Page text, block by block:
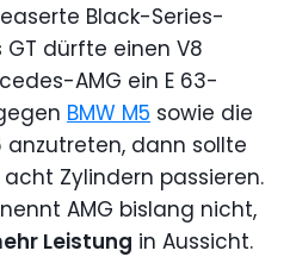
Black-Series-
dürfte einen V8
AMG ein E 63-
BMW M5 sowie die
anzutreten, dann sollte
Zylindern passieren.
AMG bislang nicht,
Leistung in Aussicht.